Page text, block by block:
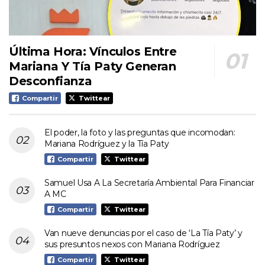
Última Hora: Vínculos Entre
Mariana Y Tía Paty Generan
Desconfianza
Compartir Twittear
El poder, la foto y las preguntas que incomodan:
Mariana Rodríguez y la Tía Paty
Compartir Twittear
Samuel Usa A La Secretaría Ambiental Para Financiar
A MC
Compartir Twittear
Van nueve denuncias por el caso de ‘La Tía Paty’ y
sus presuntos nexos con Mariana Rodríguez
Compartir Twittear